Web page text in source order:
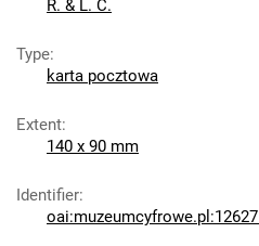
R. & L. C.
Type:
karta pocztowa
Extent:
140 x 90 mm
Identifier:
oai:muzeumcyfrowe.pl:12627